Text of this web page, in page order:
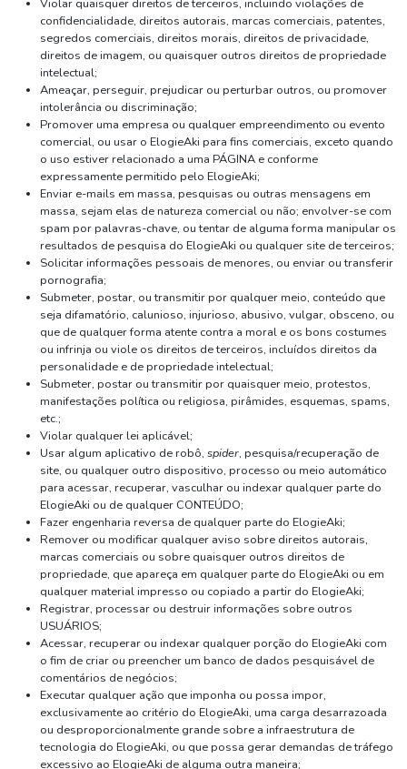
Violar quaisquer direitos de terceiros, incluindo violações de
confidencialidade, direitos autorais, marcas comerciais, patentes,
segredos comerciais, direitos morais, direitos de privacidade,
direitos de imagem, ou quaisquer outros direitos de propriedade
intelectual;
Ameaçar, perseguir, prejudicar ou perturbar outros, ou promover
intolerância ou discriminação;
Promover uma empresa ou qualquer empreendimento ou evento
comercial, ou usar o ElogieAki para fins comerciais, exceto quando
o uso estiver relacionado a uma PÁGINA e conforme
expressamente permitido pelo ElogieAki;
Enviar e-mails em massa, pesquisas ou outras mensagens em
massa, sejam elas de natureza comercial ou não; envolver-se com
spam por palavras-chave, ou tentar de alguma forma manipular os
resultados de pesquisa do ElogieAki ou qualquer site de terceiros;
Solicitar informações pessoais de menores, ou enviar ou transferir
pornografia;
Submeter, postar, ou transmitir por qualquer meio, conteúdo que
seja difamatório, calunioso, injurioso, abusivo, vulgar, obsceno, ou
que de qualquer forma atente contra a moral e os bons costumes
ou infrinja ou viole os direitos de terceiros, incluídos direitos da
personalidade e de propriedade intelectual;
Submeter, postar ou transmitir por quaisquer meio, protestos,
manifestações política ou religiosa, pirâmides, esquemas, spams,
etc.;
Violar qualquer lei aplicável;
Usar algum aplicativo de robô, spider, pesquisa/recuperação de
site, ou qualquer outro dispositivo, processo ou meio automático
para acessar, recuperar, vasculhar ou indexar qualquer parte do
ElogieAki ou de qualquer CONTEÚDO;
Fazer engenharia reversa de qualquer parte do ElogieAki;
Remover ou modificar qualquer aviso sobre direitos autorais,
marcas comerciais ou sobre quaisquer outros direitos de
propriedade, que apareça em qualquer parte do ElogieAki ou em
qualquer material impresso ou copiado a partir do ElogieAki;
Registrar, processar ou destruir informações sobre outros
USUÁRIOS;
Acessar, recuperar ou indexar qualquer porção do ElogieAki com
o fim de criar ou preencher um banco de dados pesquisável de
comentários de negócios;
Executar qualquer ação que imponha ou possa impor,
exclusivamente ao critério do ElogieAki, uma carga desarrazoada
ou desproporcionalmente grande sobre a infraestrutura de
tecnologia do ElogieAki, ou que possa gerar demandas de tráfego
excessivo ao ElogieAki de alguma outra maneira;